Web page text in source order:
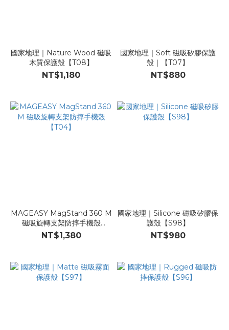
國家地理｜Nature Wood 磁吸
木質保護殼【T08】
NT$1,180
國家地理｜Soft 磁吸矽膠保護
殼｜【T07】
NT$880
MAGEASY MagStand 360 M
磁吸旋轉支架防摔手機殼
【T04】
NT$1,380
國家地理｜Silicone 磁吸矽膠保
護殼【S98】
NT$980